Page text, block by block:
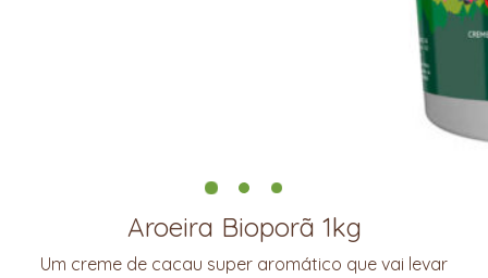
Aroeira Bioporã 1kg
Um creme de cacau super aromático que vai levar